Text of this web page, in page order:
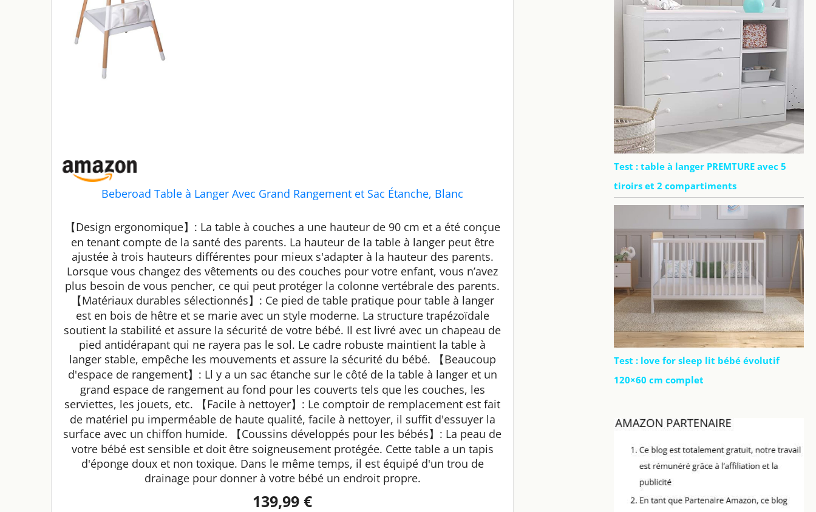
Beberoad Table à Langer Avec Grand Rangement et Sac Étanche, Blanc
【Design ergonomique】: La table à couches a une hauteur de 90 cm et a été conçue
en tenant compte de la santé des parents. La hauteur de la table à langer peut être
ajustée à trois hauteurs différentes pour mieux s'adapter à la hauteur des parents.
Lorsque vous changez des vêtements ou des couches pour votre enfant, vous n’avez
plus besoin de vous pencher, ce qui peut protéger la colonne vertébrale des parents.
【Matériaux durables sélectionnés】: Ce pied de table pratique pour table à langer
est en bois de hêtre et se marie avec un style moderne. La structure trapézoïdale
soutient la stabilité et assure la sécurité de votre bébé. Il est livré avec un chapeau de
pied antidérapant qui ne rayera pas le sol. Le cadre robuste maintient la table à
langer stable, empêche les mouvements et assure la sécurité du bébé. 【Beaucoup
d'espace de rangement】: Ll y a un sac étanche sur le côté de la table à langer et un
grand espace de rangement au fond pour les couverts tels que les couches, les
serviettes, les jouets, etc. 【Facile à nettoyer】: Le comptoir de remplacement est fait
de matériel pu imperméable de haute qualité, facile à nettoyer, il suffit d'essuyer la
surface avec un chiffon humide. 【Coussins développés pour les bébés】: La peau de
votre bébé est sensible et doit être soigneusement protégée. Cette table a un tapis
d'éponge doux et non toxique. Dans le même temps, il est équipé d'un trou de
drainage pour donner à votre bébé un endroit propre.
139,99 €
Test : table à langer PREMTURE avec 5
tiroirs et 2 compartiments
Test : love for sleep lit bébé évolutif
120×60 cm complet